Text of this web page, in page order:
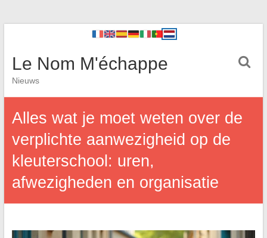
Le Nom M'échappe
Nieuws
Alles wat je moet weten over de
verplichte aanwezigheid op de
kleuterschool: uren,
afwezigheden en organisatie